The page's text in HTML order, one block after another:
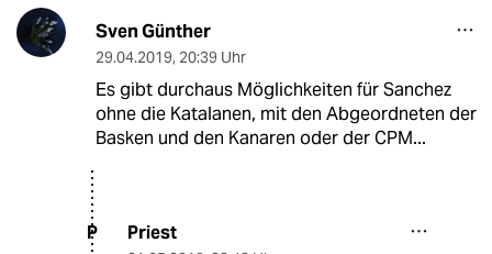
Sven Günther
29.04.2019, 20:39 Uhr
Es gibt durchaus Möglichkeiten für Sanchez
ohne die Katalanen, mit den Abgeordneten der
Basken und den Kanaren oder der CPM...
P Priest